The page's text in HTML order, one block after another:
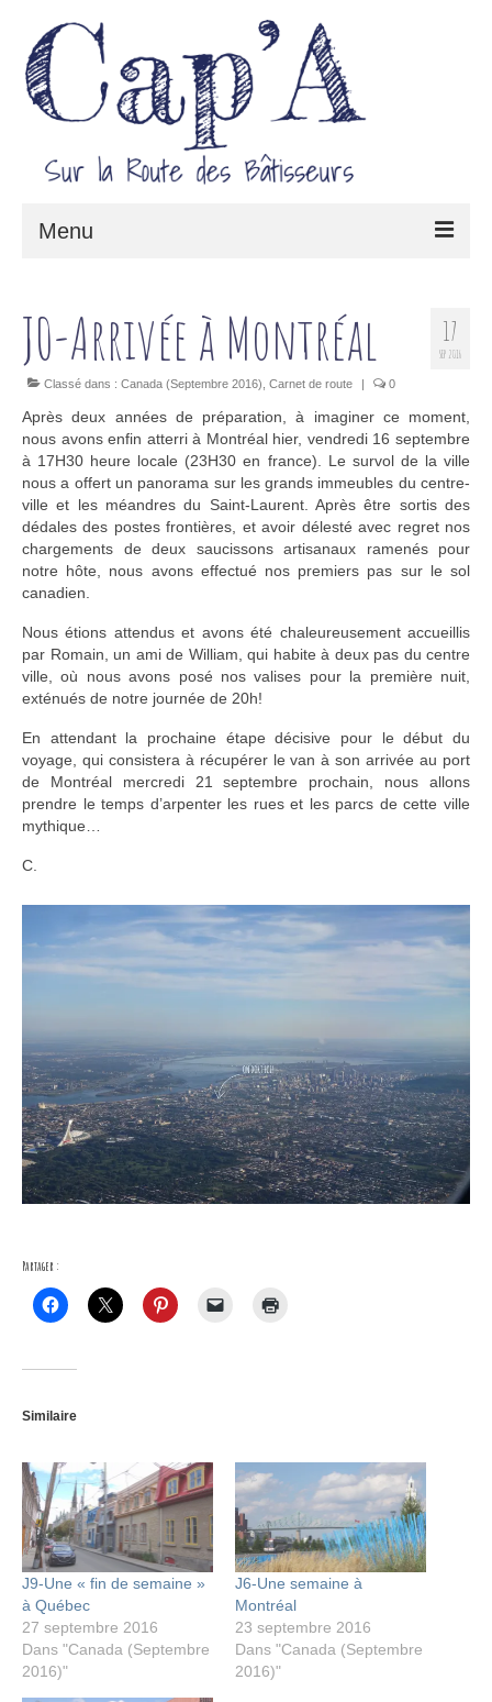
Menu
Architecture & Savoir-faire
Carnet de route
17
SEP 2016
J0-Arrivée à Montréal
Classé dans : Canada (Septembre 2016) Carnet de route | 0
Après deux années de préparation, à imaginer ce moment,
nous avons enfin atterri à Montréal hier, vendredi 16 septembre
à 17H30 heure locale (23H30 en france). Le survol de la ville
nous a offert un panorama sur les grands immeubles du centre-
ville et les méandres du Saint-Laurent. Après être sortis des
dédales des postes frontières, et avoir délesté avec regret nos
chargements de deux saucissons artisanaux ramenés pour
notre hôte, nous avons effectué nos premiers pas sur le sol
canadien.
Nous étions attendus et avons été chaleureusement accueillis
par Romain, un ami de William, qui habite à deux pas du centre
ville, où nous avons posé nos valises pour la première nuit,
exténués de notre journée de 20h!
En attendant la prochaine étape décisive pour le début du
voyage, qui consistera à récupérer le van à son arrivée au port
de Montréal mercredi 21 septembre prochain, nous allons
prendre le temps d’arpenter les rues et les parcs de cette ville
mythique…
C.
Partager :
Similaire
J9-Une « fin de semaine »
à Québec
27 septembre 2016
Dans "Canada (Septembre
2016)"
J6-Une semaine à
Montréal
23 septembre 2016
Dans "Canada (Septembre
2016)"